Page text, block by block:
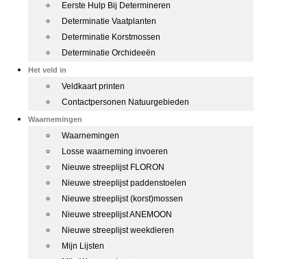
Eerste Hulp Bij Determineren
Determinatie Vaatplanten
Determinatie Korstmossen
Determinatie Orchideeën
Het veld in
Veldkaart printen
Contactpersonen Natuurgebieden
Waarnemingen
Waarnemingen
Losse waarneming invoeren
Nieuwe streeplijst FLORON
Nieuwe streeplijst paddenstoelen
Nieuwe streeplijst (korst)mossen
Nieuwe streeplijst ANEMOON
Nieuwe streeplijst weekdieren
Mijn Lijsten